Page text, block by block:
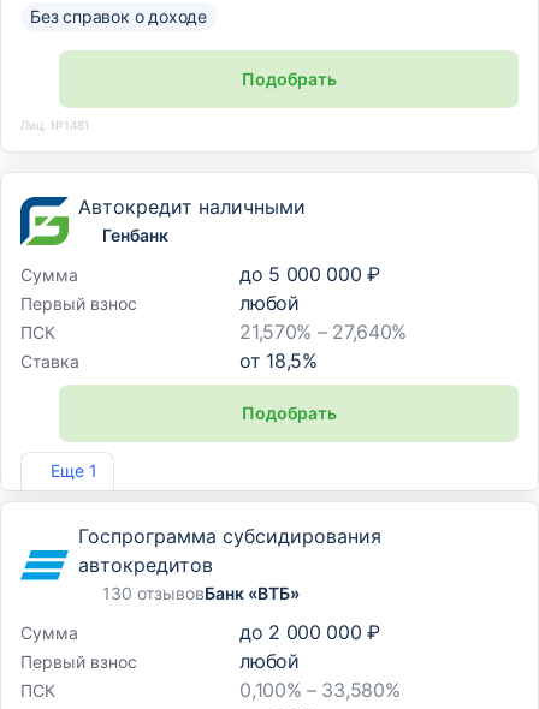
Без справок о доходе
Подобрать
Лиц. №1481
Еще 1
Автокредит наличными
Генбанк
Сумма
до 5 000 000 ₽
Первый взнос любой
ПСК 21,570% – 27,640%
Ставка от 18,5%
Подобрать
Лиц. №2490
Госпрограмма субсидирования
автокредитов
130 отзывовБанк «ВТБ»
Сумма
до 2 000 000 ₽
Первый взнос любой
ПСК 0,100% – 33,580%